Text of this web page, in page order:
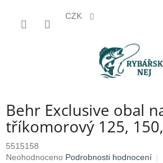
CZK
Behr Exclusive obal
tříkomorový 125,
5515158
Průměrné
Neohodnoceno Podrobnosti hodnocení